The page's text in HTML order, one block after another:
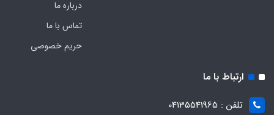
درباره ما
تماس با ما
حریم خصوصی
ارتباط با ما
تلفن : 04135541965